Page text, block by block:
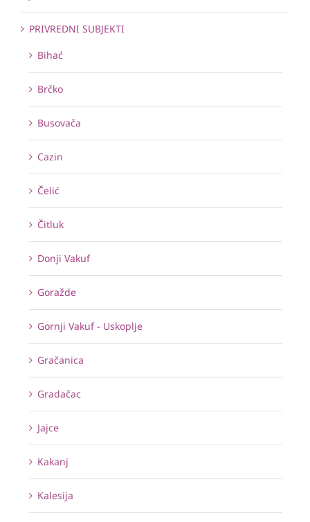
PRIVREDNI SUBJEKTI
Bihać
Brčko
Busovača
Cazin
Čelić
Čitluk
Donji Vakuf
Goražde
Gornji Vakuf - Uskoplje
Gračanica
Gradačac
Jajce
Kakanj
Kalesija